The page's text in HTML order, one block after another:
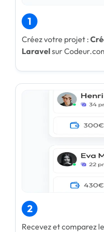
1
Créez votre projet :
Laravelsur
2
Recevez et comparez